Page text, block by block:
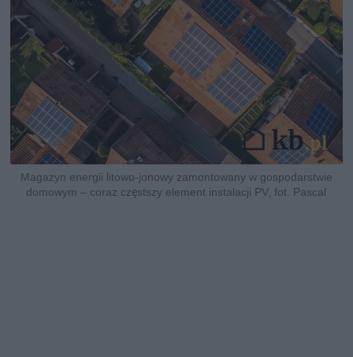
Magazyn energii litowo-jonowy zamontowany w gospodarstwie
domowym – coraz częstszy element instalacji PV, fot. Pascal